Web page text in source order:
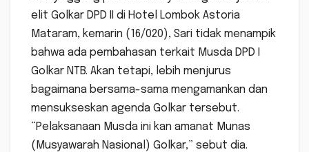
elit Golkar DPD II di Hotel Lombok Astoria
Mataram, kemarin (16/020), Sari tidak menampik
bahwa ada pembahasan terkait Musda DPD I
Golkar NTB. Akan tetapi, lebih menjurus
bagaimana bersama-sama mengamankan dan
mensukseskan agenda Golkar tersebut.
“Pelaksanaan Musda ini kan amanat Munas
(Musyawarah Nasional) Golkar,” sebut dia.